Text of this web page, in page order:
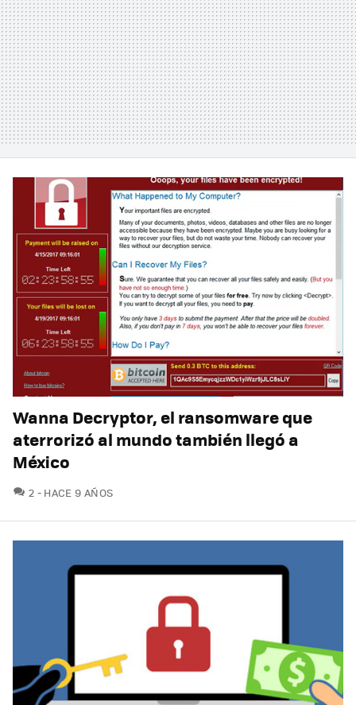
Wanna Decryptor, el ransomware que
aterrorizó al mundo también llegó a
México
2 COMENTARIOS
HACE 9 AÑOS